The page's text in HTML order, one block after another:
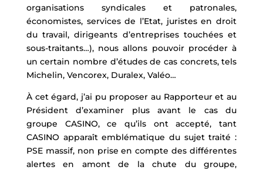
organisations syndicales et patronales,
économistes, services de l’Etat, juristes en droit
du travail, dirigeants d’entreprises touchées et
sous-traitants…), nous allons pouvoir procéder à
un certain nombre d’études de cas concrets, tels
Michelin, Vencorex, Duralex, Valéo…
À cet égard, j’ai pu proposer au Rapporteur et au
Président d’examiner plus avant le cas du
groupe CASINO, ce qu’ils ont accepté, tant
CASINO apparaît emblématique du sujet traité :
PSE massif, non prise en compte des différentes
alertes en amont de la chute du groupe,